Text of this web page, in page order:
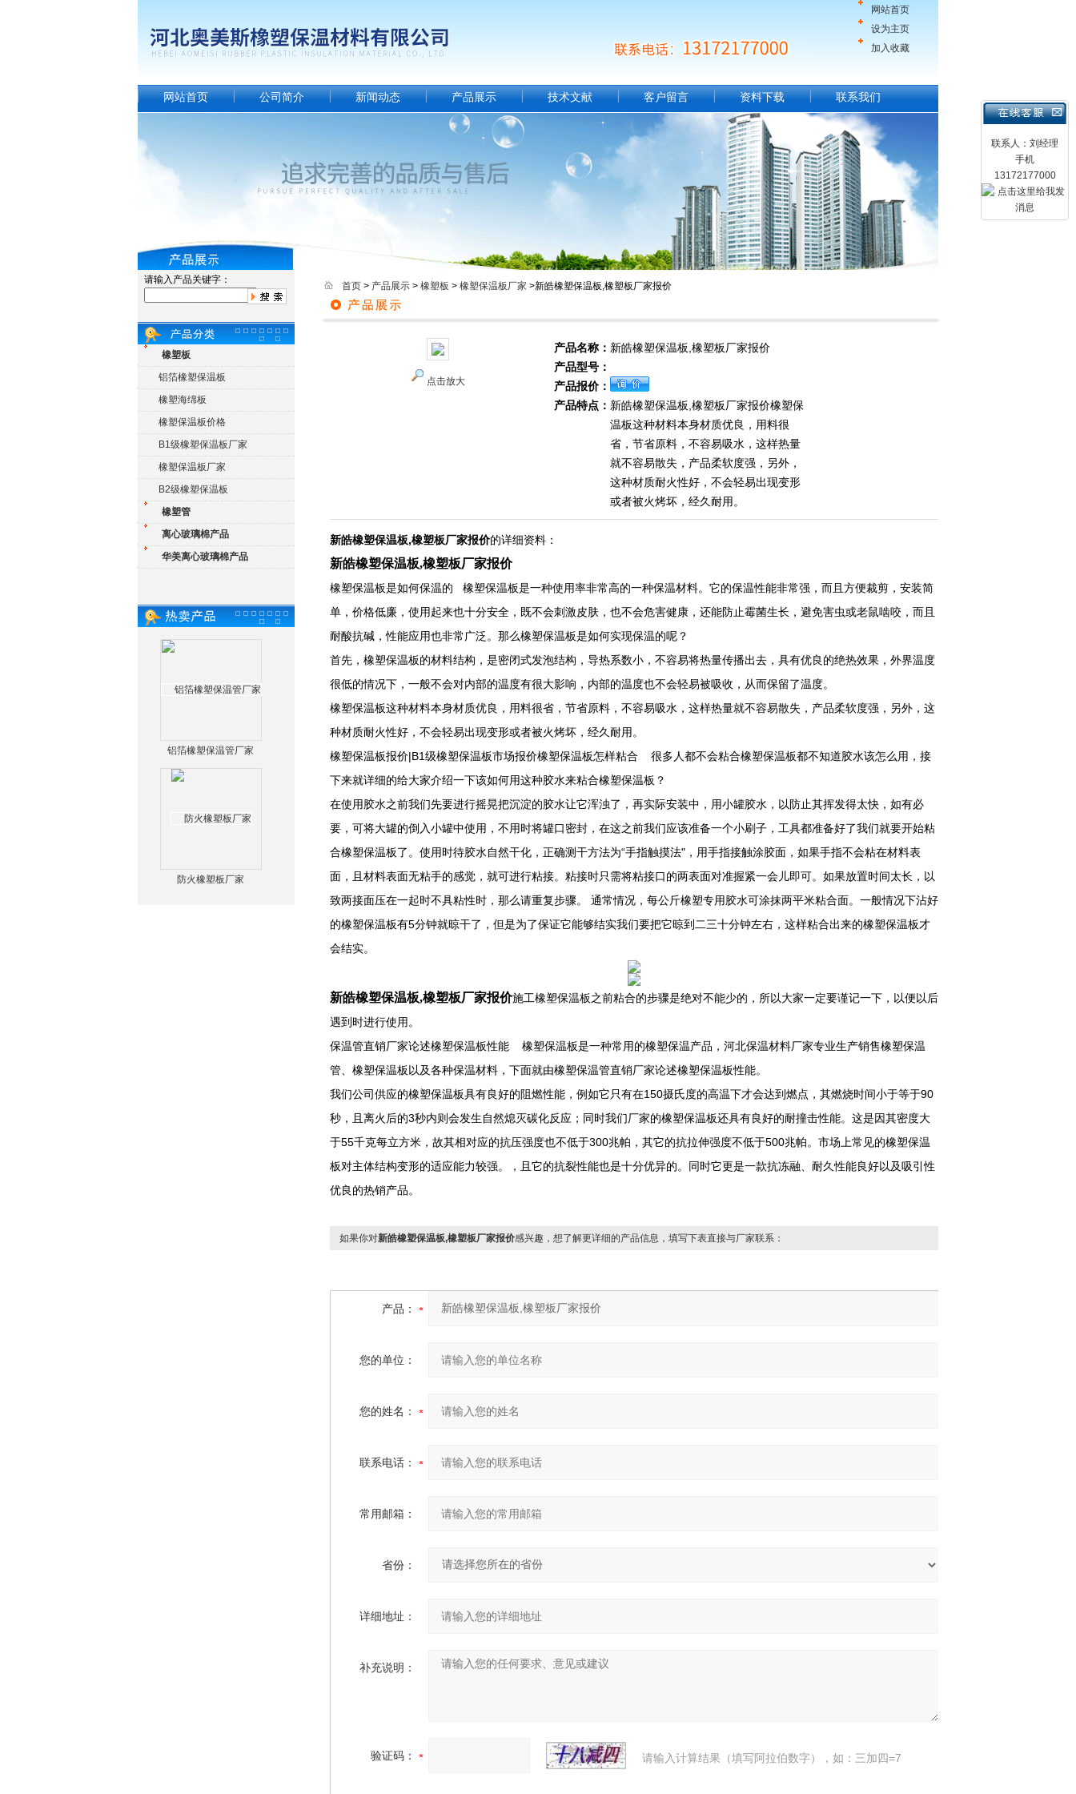
网站首页
设为主页
加入收藏
联系人：刘经理
手机
13172177000
网站首页 公司简介 新闻动态 产品展示 技术文献 客户留言 资料下载 联系我们
请输入产品关键字：
橡塑板
铝箔橡塑保温板
橡塑海绵板
橡塑保温板价格
B1级橡塑保温板厂家
橡塑保温板厂家
B2级橡塑保温板
橡塑管
离心玻璃棉产品
华美离心玻璃棉产品
铝箔橡塑保温管厂家
防火橡塑板厂家
首页 > 产品展示 > 橡塑板 > 橡塑保温板厂家 >新皓橡塑保温板,橡塑板厂家报价
点击放大
产品名称： 新皓橡塑保温板,橡塑板厂家报价
产品型号：
产品报价：
产品特点： 新皓橡塑保温板,橡塑板厂家报价​橡塑保
温板这种材料本身材质优良，用料很
省，节省原料，不容易吸水，这样热量
就不容易散失，产品柔软度强，另外，
这种材质耐火性好，不会轻易出现变形
或者被火烤坏，经久耐用。
新皓橡塑保温板,橡塑板厂家报价的详细资料：
新皓橡塑保温板,橡塑板厂家报价
橡塑保温板是如何保温的 橡塑保温板是一种使用率非常高的一种保温材料。它的保温性能非常强，而且方便裁剪，安装简
单，价格低廉，使用起来也十分安全，既不会刺激皮肤，也不会危害健康，还能防止霉菌生长，避免害虫或老鼠啮咬，而且
耐酸抗碱，性能应用也非常广泛。那么橡塑保温板是如何实现保温的呢？
首先，橡塑保温板的材料结构，是密闭式发泡结构，导热系数小，不容易将热量传播出去，具有优良的绝热效果，外界温度
很低的情况下，一般不会对内部的温度有很大影响，内部的温度也不会轻易被吸收，从而保留了温度。
橡塑保温板这种材料本身材质优良，用料很省，节省原料，不容易吸水，这样热量就不容易散失，产品柔软度强，另外，这
种材质耐火性好，不会轻易出现变形或者被火烤坏，经久耐用。
橡塑保温板报价|B1级橡塑保温板市场报价橡塑保温板怎样粘合 很多人都不会粘合橡塑保温板都不知道胶水该怎么用，接
下来就详细的给大家介绍一下该如何用这种胶水来粘合橡塑保温板？
在使用胶水之前我们先要进行摇晃把沉淀的胶水让它浑浊了，再实际安装中，用小罐胶水，以防止其挥发得太快，如有必
要，可将大罐的倒入小罐中使用，不用时将罐口密封，在这之前我们应该准备一个小刷子，工具都准备好了我们就要开始粘
合橡塑保温板了。使用时待胶水自然干化，正确测干方法为“手指触摸法"，用手指接触涂胶面，如果手指不会粘在材料表
面，且材料表面无粘手的感觉，就可进行粘接。粘接时只需将粘接口的两表面对准握紧一会儿即可。如果放置时间太长，以
致两接面压在一起时不具粘性时，那么请重复步骤。 通常情况，每公斤橡塑专用胶水可涂抹两平米粘合面。一般情况下沾好
的橡塑保温板有5分钟就晾干了，但是为了保证它能够结实我们要把它晾到二三十分钟左右，这样粘合出来的橡塑保温板才
会结实。
新皓橡塑保温板,橡塑板厂家报价施工橡塑保温板之前粘合的步骤是绝对不能少的，所以大家一定要谨记一下，以便以后
遇到时进行使用。
保温管直销厂家论述橡塑保温板性能 橡塑保温板是一种常用的橡塑保温产品，河北保温材料厂家专业生产销售橡塑保温
管、橡塑保温板以及各种保温材料，下面就由橡塑保温管直销厂家论述橡塑保温板性能。
我们公司供应的橡塑保温板具有良好的阻燃性能，例如它只有在150摄氏度的高温下才会达到燃点，其燃烧时间小于等于90
秒，且离火后的3秒内则会发生自然熄灭碳化反应；同时我们厂家的橡塑保温板还具有良好的耐撞击性能。这是因其密度大
于55千克每立方米，故其相对应的抗压强度也不低于300兆帕，其它的抗拉伸强度不低于500兆帕。市场上常见的橡塑保温
板对主体结构变形的适应能力较强。，且它的抗裂性能也是十分优异的。同时它更是一款抗冻融、耐久性能良好以及吸引性
优良的热销产品。
如果你对新皓橡塑保温板,橡塑板厂家报价感兴趣，想了解更详细的产品信息，填写下表直接与厂家联系：
产品：
您的单位：
您的姓名：
联系电话：
常用邮箱：
省份：
详细地址：
补充说明：
验证码： 请输入计算结果（填写阿拉伯数字），如：三加四=7